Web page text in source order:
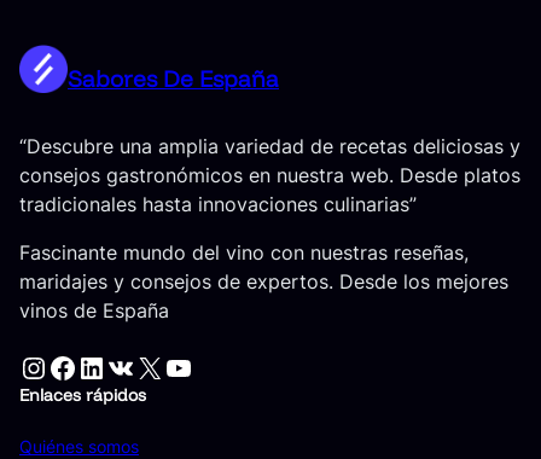
Sabores De España
“Descubre una amplia variedad de recetas deliciosas y
consejos gastronómicos en nuestra web. Desde platos
tradicionales hasta innovaciones culinarias”
Fascinante mundo del vino con nuestras reseñas,
maridajes y consejos de expertos. Desde los mejores
vinos de España
Instagram Facebook LinkedIn VK X YouTube
Enlaces rápidos
Quiénes somos